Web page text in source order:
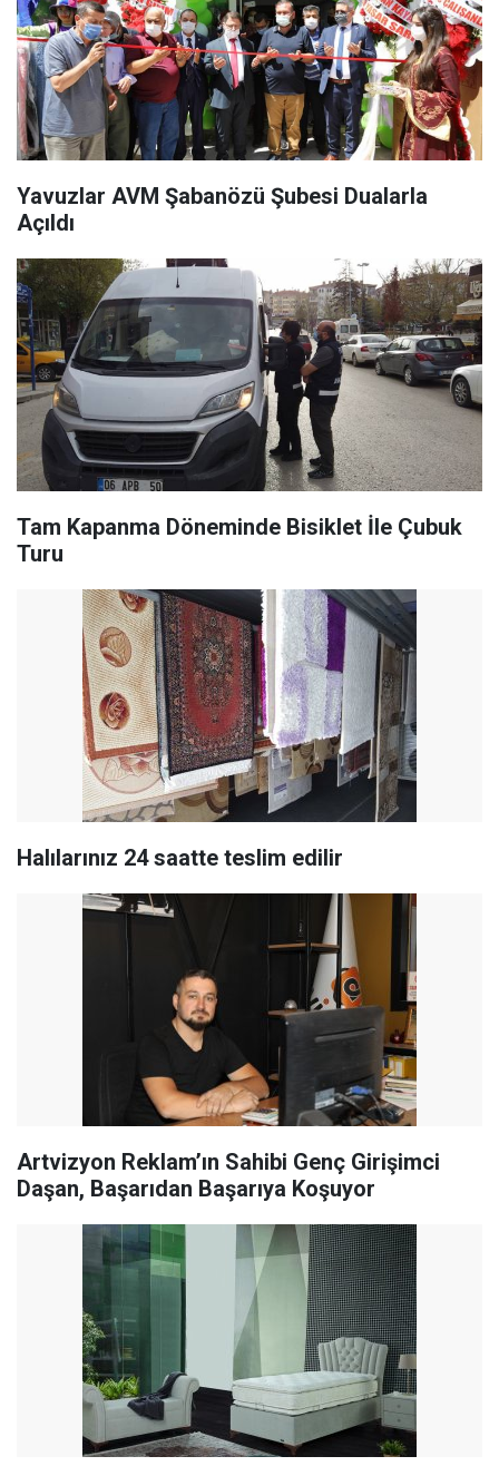
Yavuzlar AVM Şabanözü Şubesi Dualarla
Açıldı
Tam Kapanma Döneminde Bisiklet İle Çubuk
Turu
Halılarınız 24 saatte teslim edilir
Artvizyon Reklam’ın Sahibi Genç Girişimci
Daşan, Başarıdan Başarıya Koşuyor